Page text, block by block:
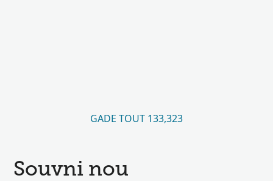
GADE TOUT 133,323
Souvni nou